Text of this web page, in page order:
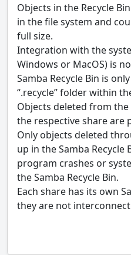
Objects in the Recycle
in the file system and
full size.
Integration with the
Windows or MacOS) is
Samba Recycle Bin is
“.recycle” folder within
Objects deleted from the
the respective share are
Only objects deleted
up in the Samba Recycle
program crashes or
the Samba Recycle Bin.
Each share has its own
they are not